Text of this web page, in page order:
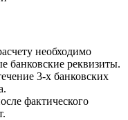
необходимо
банковские реквизиты.
3-х банковских
фактического